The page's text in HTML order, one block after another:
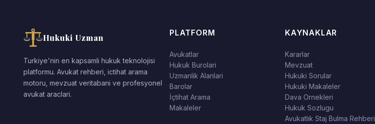
Hukuki Uzman
Turkiye'nin en kapsamli hukuk teknolojisi
platformu. Avukat rehberi, ictihat arama
motoru, mevzuat veritabani ve profesyonel
avukat araclari.
PLATFORM
Avukatlar
Hukuk Burolari
Uzmanlik Alanlari
Barolar
İçtihat Arama
Makaleler
KAYNAKLAR
Kararlar
Mevzuat
Hukuki Sorular
Hukuki Makaleler
Dava Ornekleri
Hukuk Sozlugu
Avukatlık Staj Bulma Rehberi